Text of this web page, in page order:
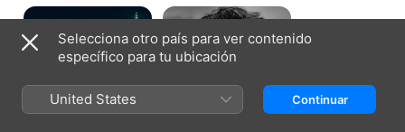
The
of
Your
Selecciona otro país para ver contenido
específico para tu ubicación
United States Continuar